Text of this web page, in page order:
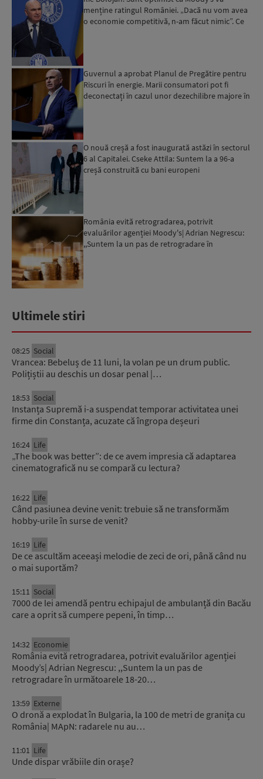
menține ratingul României. „Dacă nu vom avea
o economie competitivă, n-am făcut nimic”. Ce
Guvernul a aprobat Planul de Pregătire pentru
Riscuri în energie. Marii consumatori pot fi
deconectați în cazul unor dezechilibre majore în
O nouă creșă a fost inaugurată astăzi în sectorul
6 al Capitalei. Cseke Attila: Suntem la a 96-a
creșă construită cu bani europeni
România evită retrogradarea, potrivit
evaluărilor agenției Moody's| Adrian Negrescu:
,,Suntem la un pas de retrogradare în
Ultimele stiri
08:25 Social
Vrancea: Bebeluș de 11 luni, la volan pe un drum public.
Polițiștii au deschis un dosar penal |…
18:53 Social
Instanța Supremă i-a suspendat temporar activitatea unei
firme din Constanța, acuzate că îngropa deșeuri
16:24 Life
„The book was better”: de ce avem impresia că adaptarea
cinematografică nu se compară cu lectura?
16:22 Life
Când pasiunea devine venit: trebuie să ne transformăm
hobby-urile în surse de venit?
16:19 Life
De ce ascultăm aceeași melodie de zeci de ori, până când nu
o mai suportăm?
15:11 Social
7000 de lei amendă pentru echipajul de ambulanță din Bacău
care a oprit să cumpere pepeni, în timp…
14:32 Economie
România evită retrogradarea, potrivit evaluărilor agenției
Moody’s| Adrian Negrescu: ,,Suntem la un pas de
retrogradare în următoarele 18-20…
13:59 Externe
O dronă a explodat în Bulgaria, la 100 de metri de granița cu
România| MApN: radarele nu au…
11:01 Life
Unde dispar vrăbiile din orașe?